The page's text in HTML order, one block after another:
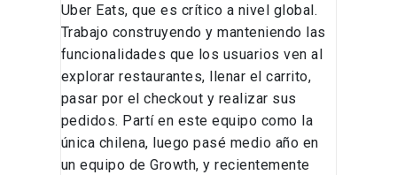
Uber Eats, que es crítico a nivel global.
Trabajo construyendo y manteniendo las
funcionalidades que los usuarios ven al
explorar restaurantes, llenar el carrito,
pasar por el checkout y realizar sus
pedidos. Partí en este equipo como la
única chilena, luego pasé medio año en
un equipo de Growth, y recientemente